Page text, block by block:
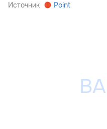
Источник Point